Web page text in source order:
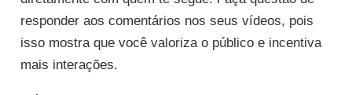
responder aos comentários nos seus vídeos, pois
isso mostra que você valoriza o público e incentiva
mais interações.